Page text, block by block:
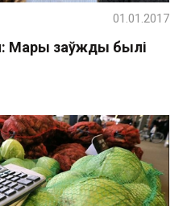
Мары заўжды былі
01.01.2017